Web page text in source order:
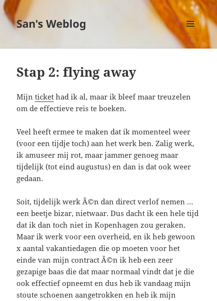
San's Weblog
MENU
EN
Stap 2: flying away
Mijnticket had ik al, maar ik bleef maar treuzelen
om de effectieve reis te boeken.
Veel heeft ermee te maken dat ik momenteel weer
(voor een tijdje toch) aan het werk ben. Zalig werk,
ik amuseer mij rot, maar jammer genoeg maar
tijdelijk (tot eind augustus) en dan is dat ook weer
gedaan.
Soit, tijdelijk werk Ã©n dan direct verlof nemen …
een beetje bizar, nietwaar. Dus dacht ik een hele tijd
dat ik dan toch niet in Kopenhagen zou geraken.
Maar ik werk voor een overheid, en ik heb gewoon
x aantal vakantiedagen die op moeten voor het
einde van mijn contract Ã©n ik heb een zeer
gezapige baas die dat maar normaal vindt dat je die
ook effectief opneemt en dus heb ik vandaag mijn
stoute schoenen aangetrokken en heb ik mijn